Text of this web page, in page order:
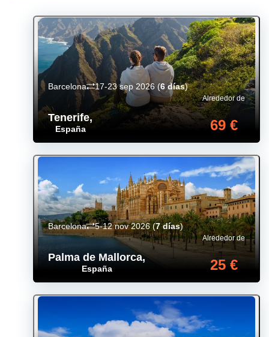
Tenerife,
España
Alrededor de
69 €
Barcelona 17-23 sep 2026 (6 días)
Palma de Mallorca,
España
Alrededor de
25 €
Barcelona 5-12 nov 2026(7 días)